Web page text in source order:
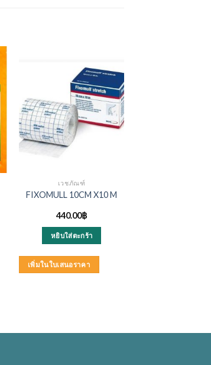
เวชภัณฑ์
FIXOMULL 10CM X10 M
440.00฿
หยิบใส่ตะกร้า
เพิ่มในใบเสนอราคา